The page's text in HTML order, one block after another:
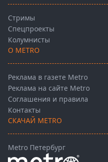
Стримы
Спецпроекты
Колумнисты
О METRO
Реклама в газете Metro
Реклама на сайте Metro
Соглашения и правила
Контакты
СКАЧАЙ METRO
Metro Петербург